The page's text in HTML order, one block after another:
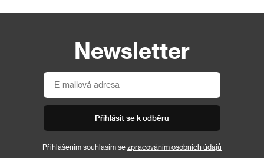
Newsletter
Přihlásit se k odběru
Přihlášením souhlasím se zpracováním osobních údajů